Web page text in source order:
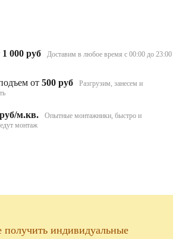
1 000 руб Доставим в любое время с 00:00 до 23:00
от500 руб
Разгрузим, занесем и
м.кв.
Опытные монтажники, быстро и
монтаж
получить индивидуальные